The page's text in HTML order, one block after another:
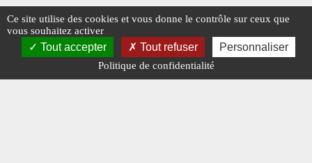
Ce site utilise des cookies et vous donne le contrôle sur ceux que
vous souhaitez activer
Tout accepter Tout refuser Personnaliser
Politique de confidentialité